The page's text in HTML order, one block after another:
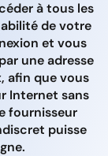
à tous les
de votre
et vous
une adresse
afin que vous
Internet sans
fournisseur
puisse